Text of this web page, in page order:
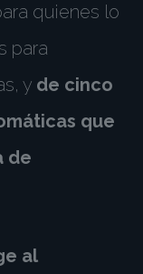
quienes lo
para
y de cinco
que
de
al